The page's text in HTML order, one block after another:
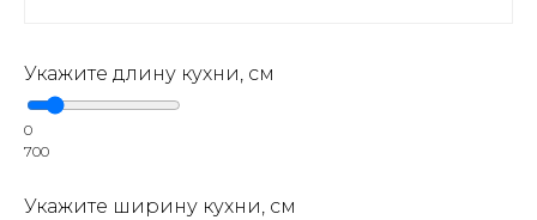
Укажите длину кухни, см
0
700
Укажите ширину кухни, см